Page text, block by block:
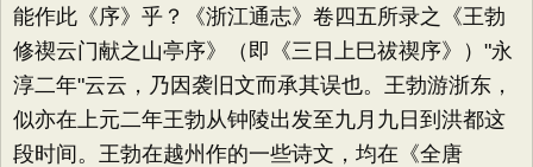
能作此《序》乎？《浙江通志》卷四五所录之《王勃
修禊云门献之山亭序》（即《三日上巳祓禊序》）"永
淳二年"云云，乃因袭旧文而承其误也。王勃游浙东，
似亦在上元二年王勃从钟陵出发至九月九日到洪都这
段时间。王勃在越州作的一些诗文，均在《全唐